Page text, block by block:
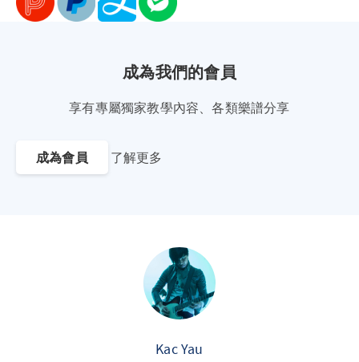
成為我們的會員
享有專屬獨家教學內容、各類樂譜分享
成為會員 了解更多
Kac Yau